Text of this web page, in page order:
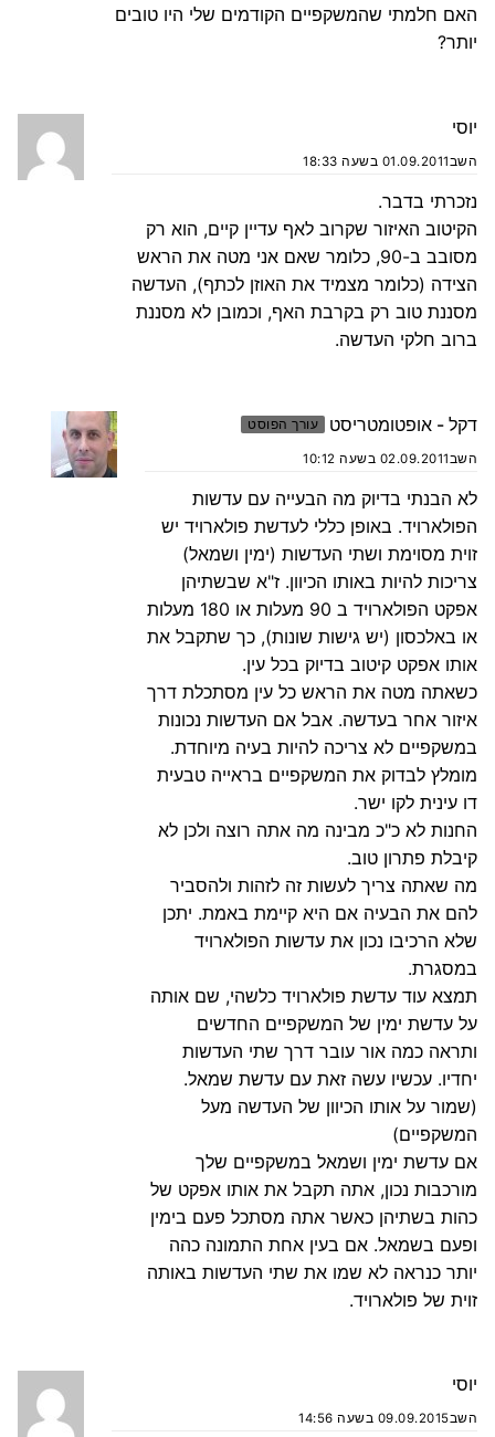
האם חלמתי שהמשקפיים הקודמים שלי היו טובים
יותר?
יוסי
01.09.2011 בשעה 18:33השב
נזכרתי בדבר.
הקיטוב האיזור שקרוב לאף עדיין קיים, הוא רק
מסובב ב-90, כלומר שאם אני מטה את הראש
הצידה (כלומר מצמיד את האוזן לכתף), העדשה
מסננת טוב רק בקרבת האף, וכמובן לא מסננת
ברוב חלקי העדשה.
דקל - אופטומטריסט עורך הפוסט
02.09.2011 בשעה 10:12השב
לא הבנתי בדיוק מה הבעייה עם עדשות
הפולארויד. באופן כללי לעדשת פולארויד יש
זוית מסוימת ושתי העדשות (ימין ושמאל)
צריכות להיות באותו הכיוון. ז"א שבשתיהן
אפקט הפולארויד ב 90 מעלות או 180 מעלות
או באלכסון (יש גישות שונות), כך שתקבל את
אותו אפקט קיטוב בדיוק בכל עין.
כשאתה מטה את הראש כל עין מסתכלת דרך
איזור אחר בעדשה. אבל אם העדשות נכונות
במשקפיים לא צריכה להיות בעיה מיוחדת.
מומלץ לבדוק את המשקפיים בראייה טבעית
דו עינית לקו ישר.
החנות לא כ"כ מבינה מה אתה רוצה ולכן לא
קיבלת פתרון טוב.
מה שאתה צריך לעשות זה לזהות ולהסביר
להם את הבעיה אם היא קיימת באמת. יתכן
שלא הרכיבו נכון את עדשות הפולארויד
במסגרת.
תמצא עוד עדשת פולארויד כלשהי, שם אותה
על עדשת ימין של המשקפיים החדשים
ותראה כמה אור עובר דרך שתי העדשות
יחדיו. עכשיו עשה זאת עם עדשת שמאל.
(שמור על אותו הכיוון של העדשה מעל
המשקפיים)
אם עדשת ימין ושמאל במשקפיים שלך
מורכבות נכון, אתה תקבל את אותו אפקט של
כהות בשתיהן כאשר אתה מסתכל פעם בימין
ופעם בשמאל. אם בעין אחת התמונה כהה
יותר כנראה לא שמו את שתי העדשות באותה
זוית של פולארויד.
יוסי
09.09.2015 בשעה 14:56השב